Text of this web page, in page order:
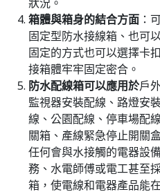
箱體與箱身的結合方面 ：
固定型防水接線箱、也可
固定的方式也可以選擇卡
接箱體牢牢固定密合。
防水配線箱可以應用於戶
監視器安裝配線、路燈安
線、公園配線、停車場配
關箱、產線緊急停止開關
任何會與水接觸的電器設
務、水電師傅或電工甚至
箱，使電線和電器產品能